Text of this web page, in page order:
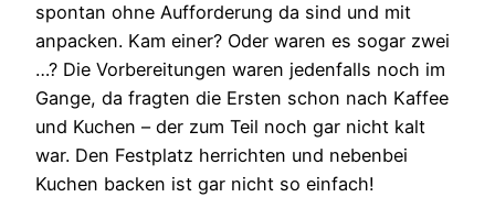
spontan ohne Aufforderung da sind und mit
anpacken. Kam einer? Oder waren es sogar zwei
…? Die Vorbereitungen waren jedenfalls noch im
Gange, da fragten die Ersten schon nach Kaffee
und Kuchen – der zum Teil noch gar nicht kalt
war. Den Festplatz herrichten und nebenbei
Kuchen backen ist gar nicht so einfach!